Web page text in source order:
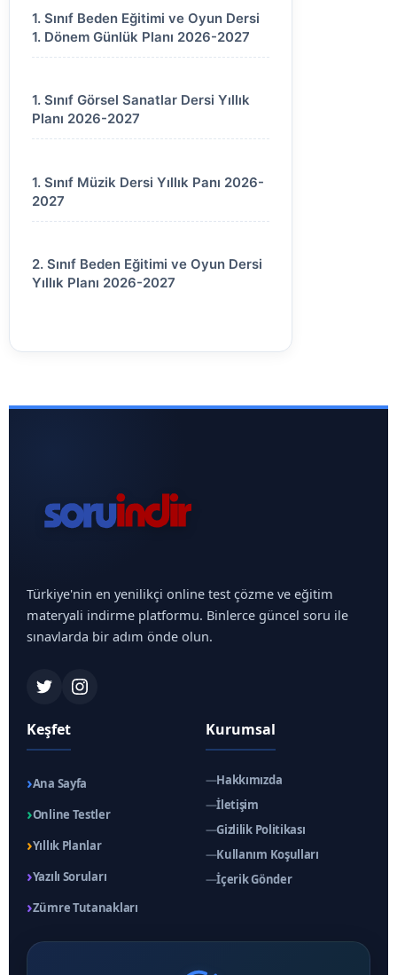
1. Sınıf Beden Eğitimi ve Oyun Dersi
1. Dönem Günlük Planı 2026-2027
1. Sınıf Görsel Sanatlar Dersi Yıllık
Planı 2026-2027
1. Sınıf Müzik Dersi Yıllık Panı 2026-
2027
2. Sınıf Beden Eğitimi ve Oyun Dersi
Yıllık Planı 2026-2027
Türkiye'nin en yenilikçi online test çözme ve eğitim
materyali indirme platformu. Binlerce güncel soru ile
sınavlarda bir adım önde olun.
Keşfet
›Ana Sayfa
›Online Testler
›Yıllık Planlar
›Yazılı Soruları
›Zümre Tutanakları
Kurumsal
—Hakkımızda
—İletişim
—Gizlilik Politikası
—Kullanım Koşulları
—İçerik Gönder